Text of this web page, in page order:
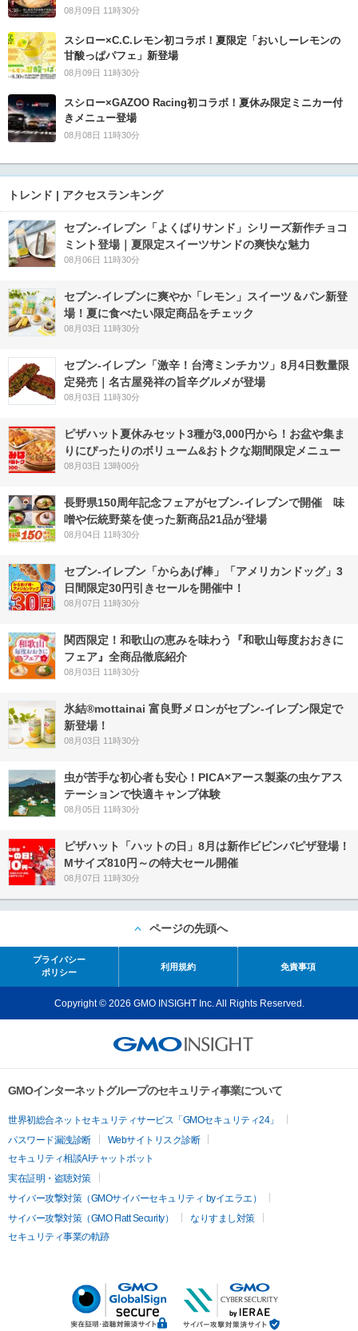
08月09日 11時30分
スシロー×C.C.レモン初コラボ！夏限定「おいしーレモンの
甘酸っぱパフェ」新登場
08月09日 11時30分
スシロー×GAZOO Racing初コラボ！夏休み限定ミニカー付
きメニュー登場
08月08日 11時30分
トレンド | アクセスランキング
セブン‐イレブン「よくばりサンド」シリーズ新作チョコ
ミント登場｜夏限定スイーツサンドの爽快な魅力
08月06日 11時30分
セブン‐イレブンに爽やか「レモン」スイーツ＆パン新登
場！夏に食べたい限定商品をチェック
08月03日 11時30分
セブン-イレブン「激辛！台湾ミンチカツ」8月4日数量限
定発売｜名古屋発祥の旨辛グルメが登場
08月03日 11時30分
ピザハット夏休みセット3種が3,000円から！お盆や集ま
りにぴったりのボリューム&おトクな期間限定メニュー
08月03日 13時00分
長野県150周年記念フェアがセブン-イレブンで開催 味
噌や伝統野菜を使った新商品21品が登場
08月04日 11時30分
セブン‐イレブン「からあげ棒」「アメリカンドッグ」3
日間限定30円引きセールを開催中！
08月07日 11時30分
関西限定！和歌山の恵みを味わう『和歌山毎度おおきに
フェア』全商品徹底紹介
08月03日 11時30分
氷結®mottainai 富良野メロンがセブン‐イレブン限定で
新登場！
08月03日 11時30分
虫が苦手な初心者も安心！PICA×アース製薬の虫ケアス
テーションで快適キャンプ体験
08月05日 11時30分
ピザハット「ハットの日」8月は新作ビビンバピザ登場！
Mサイズ810円～の特大セール開催
08月07日 11時30分
ページの先頭へ
プライバシー
ポリシー
利用規約 免責事項
Copyright © 2026 GMO INSIGHT Inc. All Rights Reserved.
GMOインターネットグループのセキュリティ事業について
世界初総合ネットセキュリティサービス「GMOセキュリティ24」
パスワード漏洩診断
Webサイトリスク診断
セキュリティ相談AIチャットボット
実在証明・盗聴対策
サイバー攻撃対策（GMOサイバーセキュリティ byイエラエ）
サイバー攻撃対策（GMO Flatt Security）
なりすまし対策
セキュリティ事業の軌跡